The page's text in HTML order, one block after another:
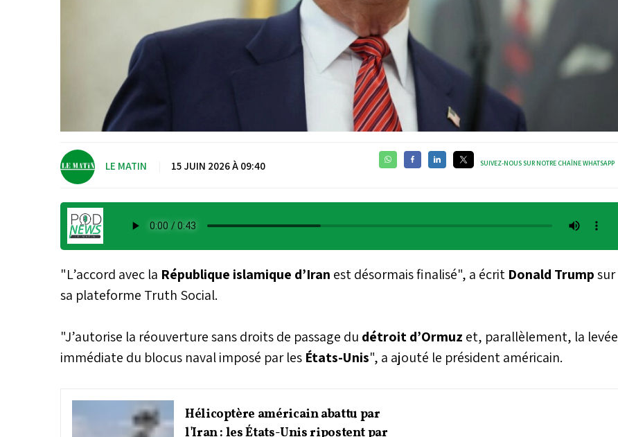
LE MATIN 15 JUIN 2026 À 09:40 SUIVEZ-NOUS SUR NOTRE CHAÎNE WHATSAPP
"L’accord avec la République islamique d’Iran est désormais finalisé", a écrit Donald Trumpsur
sa plateforme Truth Social.
"J’autorise la réouverture sans droits de passage du détroit d’Ormuz et, parallèlement, la levée
immédiate du blocus naval imposé par les États-Unis", a ajouté le président américain.
Hélicoptère américain abattu par
l'Iran : les États-Unis ripostent par